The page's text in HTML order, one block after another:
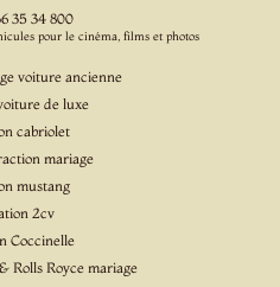
35 34 800
pour le cinéma, films et photos
voiture ancienne
de luxe
cabriolet
mariage
mustang
2cv
Coccinelle
Rolls Royce mariage